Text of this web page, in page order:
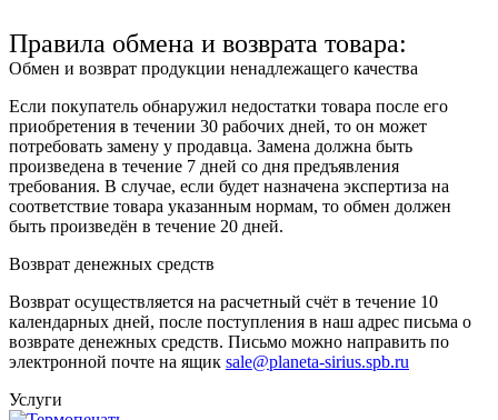
Правила обмена и возврата товара:
Обмен и возврат продукции ненадлежащего качества
Если покупатель обнаружил недостатки товара после его
приобретения в течении 30 рабочих дней, то он может
потребовать замену у продавца. Замена должна быть
произведена в течение 7 дней со дня предъявления
требования. В случае, если будет назначена экспертиза на
соответствие товара указанным нормам, то обмен должен
быть произведён в течение 20 дней.
Возврат денежных средств
Возврат осуществляется на расчетный счёт в течение 10
календарных дней, после поступления в наш адрес письма о
возврате денежных средств. Письмо можно направить по
электронной почте на ящик sale@planeta-sirius.spb.ru
Услуги